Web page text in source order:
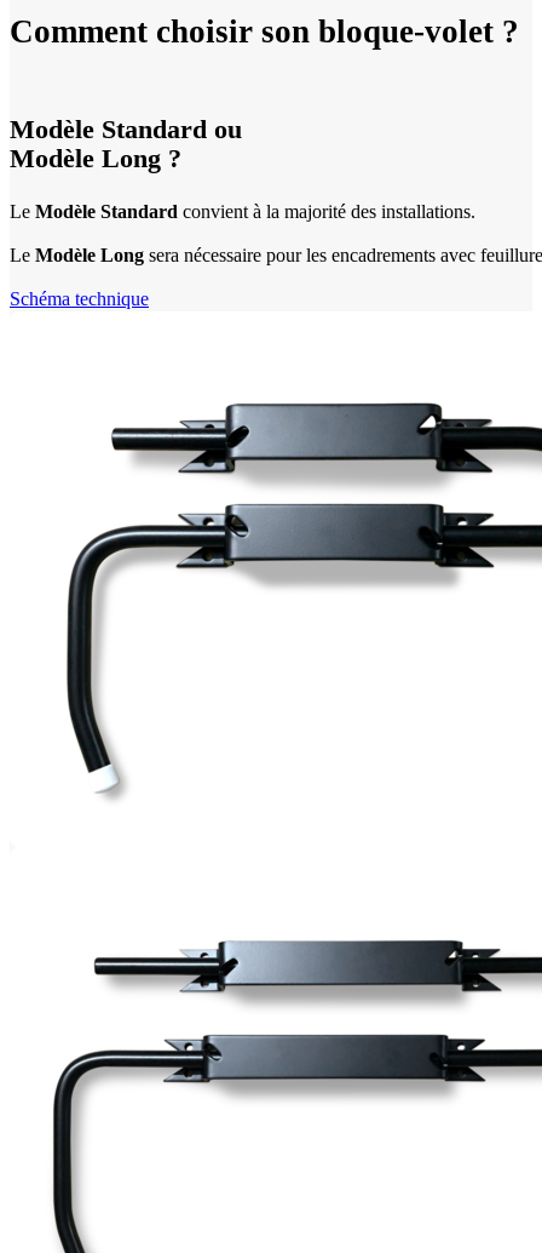
Comment choisir son bloque-volet ?
Modèle Standard ou
Modèle Long ?
Le Modèle Standard convient à la majorité des installations.
Le Modèle Long sera nécessaire pour les encadrements avec
Schéma technique